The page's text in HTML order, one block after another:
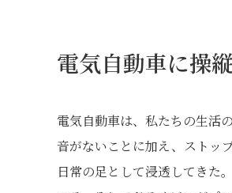
電気自動車に操
電気自動車は、私たちの生活
音がないことに加え、ストッ
日常の足として浸透してきた